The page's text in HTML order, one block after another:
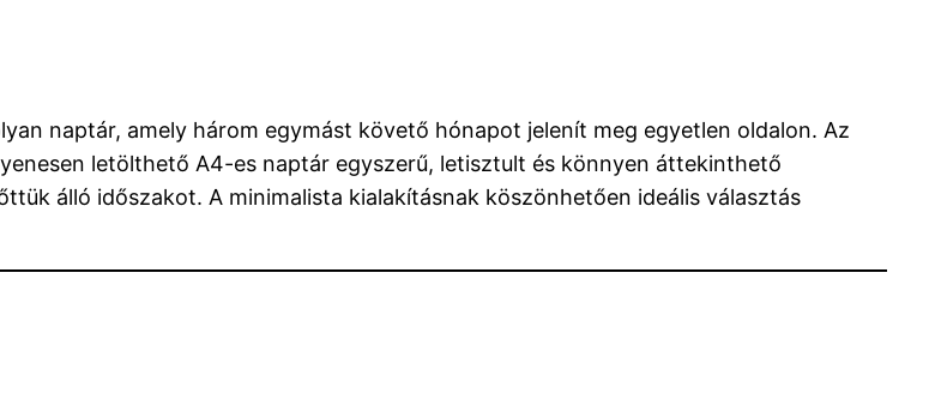
naptár, amely három egymást követő hónapot jelenít meg egyetlen oldalon. Az
letölthető A4-es naptár egyszerű, letisztult és könnyen áttekinthető
álló időszakot. A minimalista kialakításnak köszönhetően ideális választás